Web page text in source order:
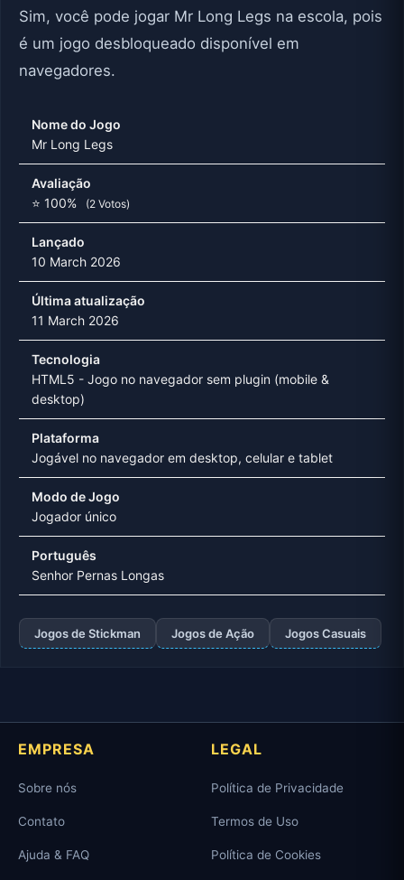
Sim, você pode jogar Mr Long Legs na escola, pois
é um jogo desbloqueado disponível em
navegadores.
Nome do Jogo
Mr Long Legs
Avaliação
⭐ 100%
(2 Votos)
Lançado
10 March 2026
Última atualização
11 March 2026
Tecnologia
HTML5 - Jogo no navegador sem plugin (mobile &
desktop)
Plataforma
Jogável no navegador em desktop, celular e tablet
Modo de Jogo
Jogador único
Português
Senhor Pernas Longas
Jogos de Stickman Jogos de Ação Jogos Casuais
EMPRESA
Sobre nós
Contato
Ajuda & FAQ
LEGAL
Política de Privacidade
Termos de Uso
Política de Cookies